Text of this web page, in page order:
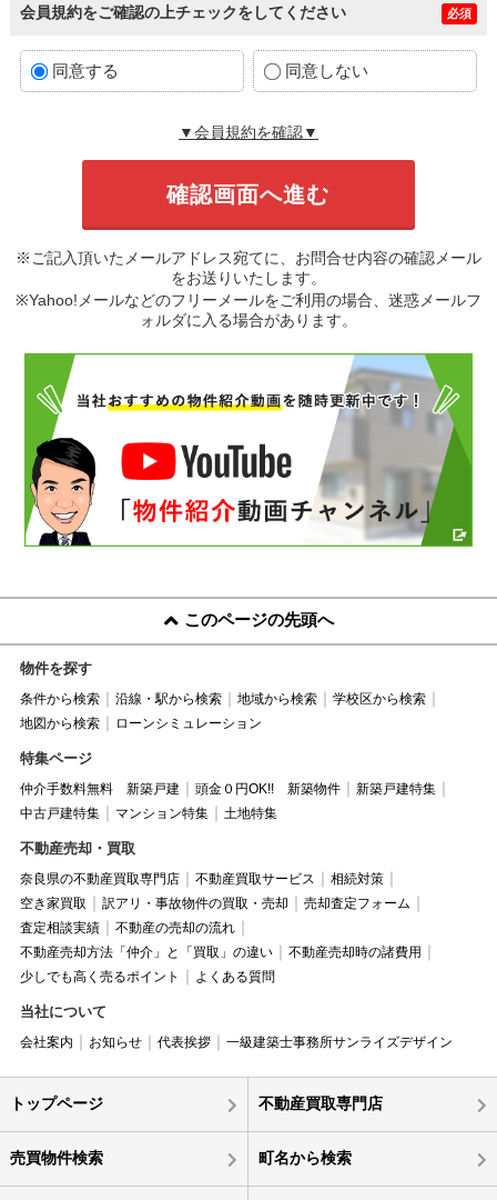
会員規約をご確認の上チェックをしてください 必須
同意する 同意しない
▼会員規約を確認▼
※ご記入頂いたメールアドレス宛てに、お問合せ内容の確認メール
をお送りいたします。
※Yahoo!メールなどのフリーメールをご利用の場合、迷惑メールフ
ォルダに入る場合があります。
このページの先頭へ
物件を探す
条件から検索 沿線・駅から検索 地域から検索
学校区から検索
地図から検索
ローンシミュレーション
特集ページ
仲介手数料無料 新築戸建 頭金０円OK!! 新築物件
新築戸建特集
中古戸建特集
マンション特集 土地特集
不動産売却・買取
奈良県の不動産買取専門店 不動産買取サービス
相続対策
空き家買取
訳アリ・事故物件の買取・売却
売却査定フォーム
査定相談実績
不動産の売却の流れ
不動産売却方法「仲介」と「買取」の違い
不動産売却時の諸費用
少しでも高く売るポイント
よくある質問
当社について
会社案内 お知らせ 代表挨拶 一級建築士事務所サンライズデザイン
トップページ 不動産買取専門店
売買物件検索 町名から検索